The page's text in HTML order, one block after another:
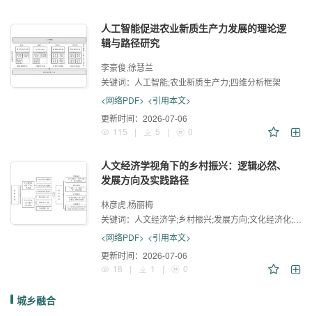
人工智能促进农业新质生产力发展的理论逻
辑与路径研究
李豪俊,徐慧兰
关键词： 人工智能;农业新质生产力;四维分析框架
<网络PDF> <引用本文>
更新时间： 2026-07-06
115
| 5 | 0
人文经济学视角下的乡村振兴：逻辑必然、
发展方向及实践路径
林彦虎,杨丽梅
关键词： 人文经济学;乡村振兴;发展方向;文化经济化;经济文化化
<网络PDF> <引用本文>
更新时间： 2026-07-06
18
| 1 | 0
城乡融合